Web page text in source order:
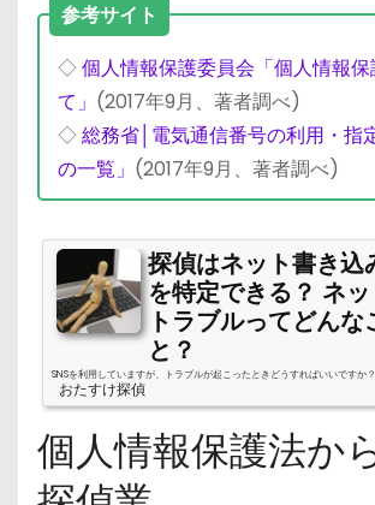
参考サイト
◇個人情報保護委員会「個人情報
て」 (2017年9月、著者調べ)
◇総務省│電気通信番号の利用・指
の一覧」 (2017年9月、著者調べ)
探偵はネット書き込
を特定できる？ ネッ
トラブルってどんな
と？
SNSを利用していますが、トラブルが起こったときどうすればいいですか
やSNSが普及するとともに、ネット上のトラブルも増加する一方です。匿名
ないようなトラブルも増えています。個人では解決しにくいネットトラブル
偵に依頼できるのか、探偵によるネット調査の実態を解説していきます。
ら、今やスマホが主流の時代へと変化しました。スマホを利用する年齢...
おたすけ探偵
個人情報保護法か